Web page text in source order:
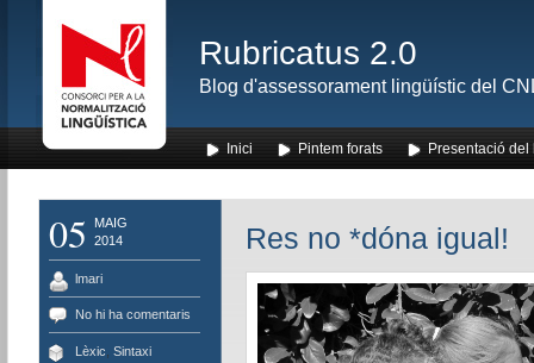
Rubricatus 2.0
Blog d'assessorament lingüístic del
Inici Pintem forats Presentació del
05
MAIG
2014
lmari
No hi ha comentaris
Lèxic Sintaxi
Res no *dóna igual!